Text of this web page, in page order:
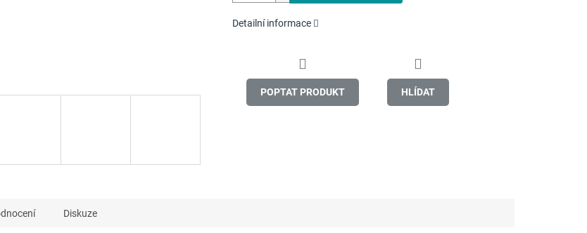
Detailní informace
POPTAT PRODUKT HLÍDAT
Diskuze